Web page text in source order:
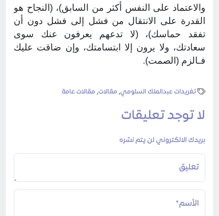
والاعتماد على النفس أكثر من السابق)، (النجاح هو
القدرة على الانتقال من فشل إلى فشل دون أن
تفقد حماسك)، (لا تدعهم يعرفون عنك سوى
سعادتك، ولا يرون إلا ابتسامتك، وإن ضاقت عليك
فـالزم (الصمت).
تغريدات عبدالملك السلومي, مقالات, مقالات عامة
لا توجد تعليقات
بريدك الالكتروني لن يتم نشره
تعليق
الأسم*